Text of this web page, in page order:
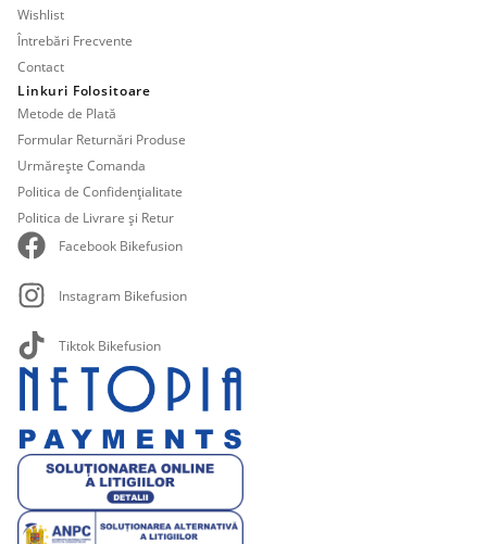
Wishlist
Întrebări Frecvente
Contact
Linkuri Folositoare
Metode de Plată
Formular Returnări Produse
Urmărește Comanda
Politica de Confidențialitate
Politica de Livrare și Retur
Facebook Bikefusion
Instagram Bikefusion
Tiktok Bikefusion